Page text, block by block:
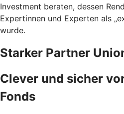
Investment beraten, dessen
Expertinnen und Experten als
wurde.
Starker Partner
Clever und sicher
Fonds